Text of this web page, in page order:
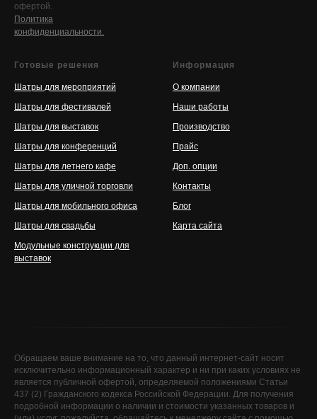
офертой.
Политика
конфиденциальности.
Готовые решения
Шатры для мероприятий
Шатры для фестивалей
Шатры для выставок
Шатры для конференций
Шатры для летнего кафе
Шатры для уличной торговли
Шатры для мобильного офиса
Шатры для свадьбы
Модульные конструкции для
выставок
Информация
О компании
Наши работы
Производство
Прайс
Доп. опции
Контакты
Блог
Карта сайта
Обращаем ваше внимание на то, что данный интернет-сайт носит
исключительно информационный характер и ни при каких условиях не
является публичной офертой, определяемой положениями Статьи
437 (2) Гражданского кодекса Российской Федерации. Для получения
подробной информации о наличии и стоимости указанных товаров и